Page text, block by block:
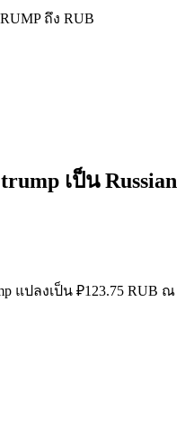
ประกัน
ถึง RUB
trump เป็น Russian
แปลงเป็น ₽123.75 RUB ณ